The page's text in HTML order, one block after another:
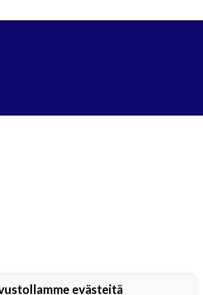
evästeitä